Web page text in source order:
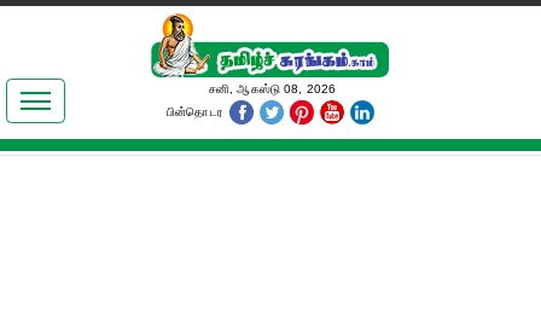
இலக்கியங்கள்
தமிழ் உலகம்
சனி, ஆகஸ்டு 08, 2026
பின்தொடர